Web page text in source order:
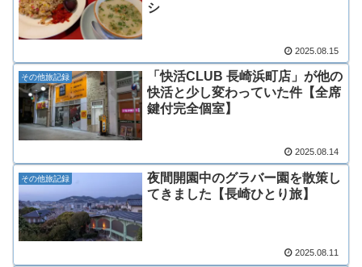
シ
2025.08.15
その他旅記録
「快活CLUB 長崎浜町店」が他の
快活と少し変わっていた件【全席
鍵付完全個室】
2025.08.14
その他旅記録
夜間開園中のグラバー園を散策し
てきました【長崎ひとり旅】
2025.08.11